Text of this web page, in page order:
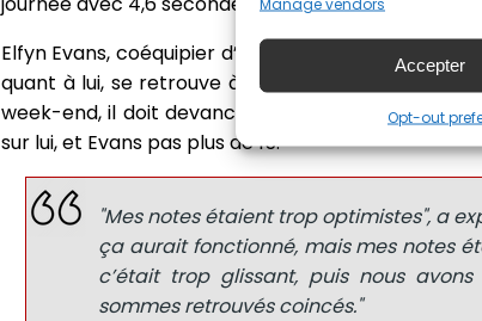
Accepter
Opt-out
Elfyn Evans, coéquipier d’Ogier chez Toyota, est
quant à lui, se retrouve à 25,7 secondes de la
week-end, il doit devancer Tänak de deux points
sur lui, et Evans pas plus de 15.
"Mes notes étaient trop optimistes", a
ça aurait fonctionné, mais mes notes
c’était trop glissant, puis nous
sommes retrouvés coincés."